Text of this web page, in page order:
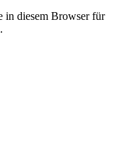
in diesem Browser für